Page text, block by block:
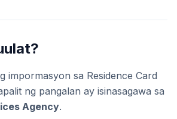
impormasyon sa Residence Card
ng pangalan ay isinasagawa sa
Agency.